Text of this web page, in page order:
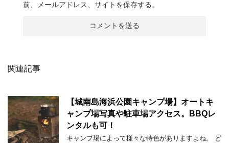
前、メールアドレス、サイトを保存する。
関連記事
【城南島海浜公園キャンプ場】オートキ
ャンプ場写真や駐車場アクセス。BBQレ
ンタルも可！
キャンプ場によって様々な特色がありますよね。 ど